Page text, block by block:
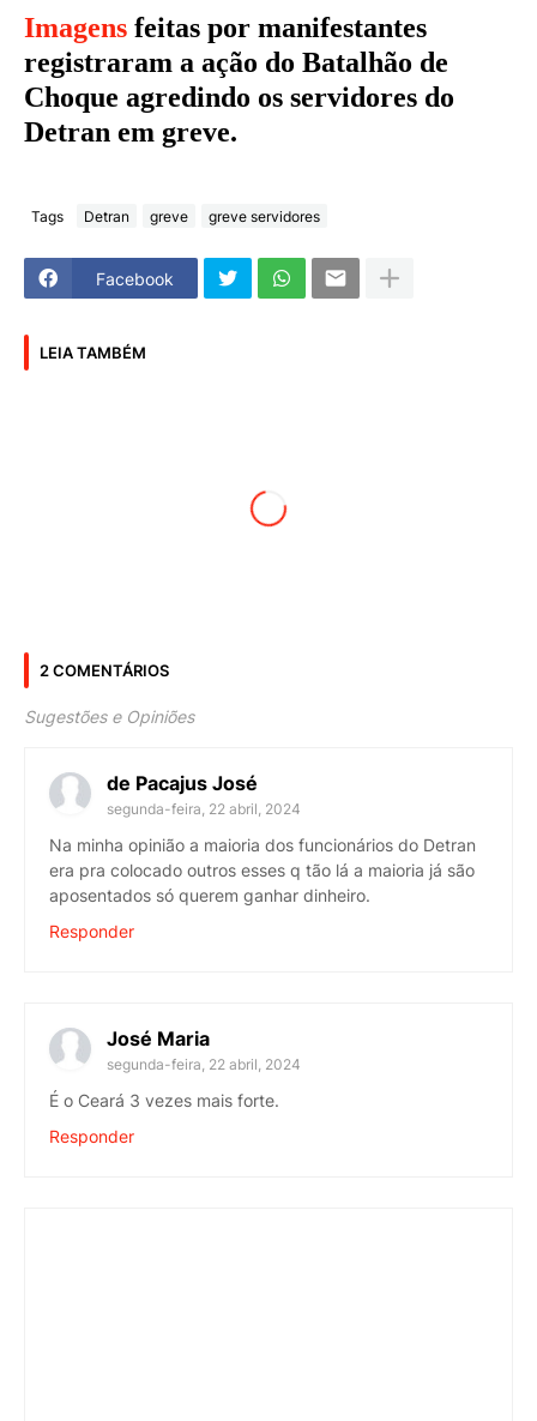
Imagens feitas por manifestantes
registraram a ação do Batalhão de
Choque agredindo os servidores do
Detran em greve.
Tags Detran greve greve servidores
Facebook
LEIA TAMBÉM
2 COMENTÁRIOS
Sugestões e Opiniões
de Pacajus José
segunda-feira, 22 abril, 2024
Na minha opinião a maioria dos funcionários do Detran
era pra colocado outros esses q tão lá a maioria já são
aposentados só querem ganhar dinheiro.
Responder
José Maria
segunda-feira, 22 abril, 2024
É o Ceará 3 vezes mais forte.
Responder